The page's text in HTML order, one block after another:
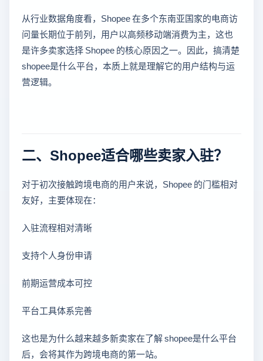
从行业数据角度看，Shopee 在多个东南亚国家的电商访
问量长期位于前列，用户以高频移动端消费为主，这也
是许多卖家选择 Shopee 的核心原因之一。因此，搞清楚
shopee是什么平台，本质上就是理解它的用户结构与运
营逻辑。
二、Shopee适合哪些卖家入驻？
对于初次接触跨境电商的用户来说，Shopee 的门槛相对
友好，主要体现在：
入驻流程相对清晰
支持个人身份申请
前期运营成本可控
平台工具体系完善
这也是为什么越来越多新卖家在了解 shopee是什么平台
后，会将其作为跨境电商的第一站。